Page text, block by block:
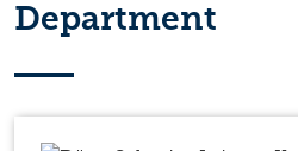
Department